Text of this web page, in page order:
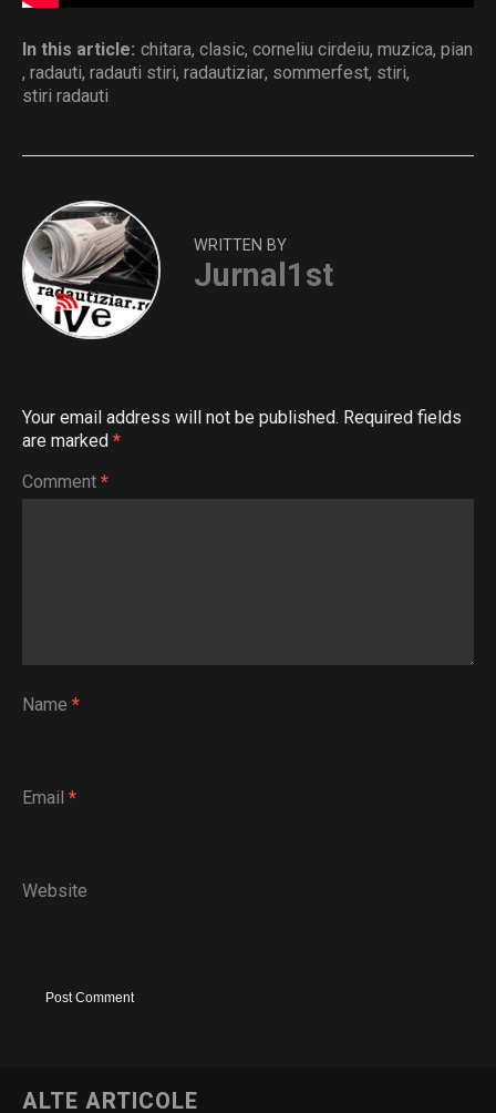
In this article: chitara, clasic, corneliu cirdeiu, muzica, pian
, radauti, radauti stiri, radautiziar, sommerfest, stiri,
stiri radauti
WRITTEN BY
Jurnal1st
Your email address will not be published. Required fields
are marked *
Comment *
Name *
Email *
Website
ALTE ARTICOLE